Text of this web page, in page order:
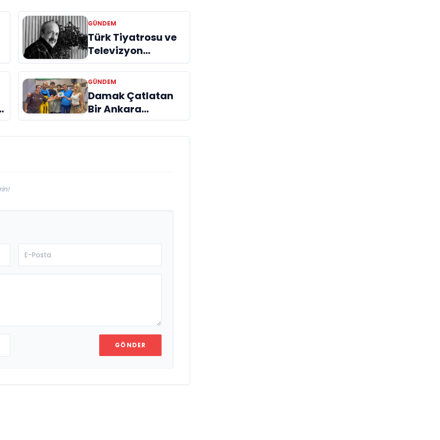
GÜNDEM
Türk Tiyatrosu ve
Televizyon
Dünyasının Usta
İsmi Can Kolukısa
Hayatını Kaybetti
GÜNDEM
Damak Çatlatan
Bir Ankara
Hikâyesi
Aydınlıkevler’in
GÖNDER